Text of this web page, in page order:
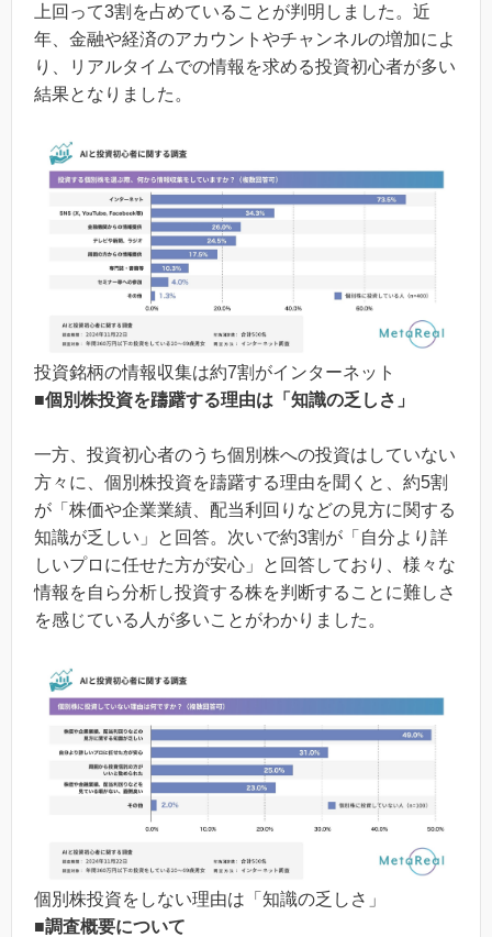
上回って3割を占めていることが判明しました。近
年、金融や経済のアカウントやチャンネルの増加によ
り、リアルタイムでの情報を求める投資初心者が多い
結果となりました。
投資銘柄の情報収集は約7割がインターネット
■個別株投資を躊躇する理由は「知識の乏しさ」
一方、投資初心者のうち個別株への投資はしていない
方々に、個別株投資を躊躇する理由を聞くと、約5割
が「株価や企業業績、配当利回りなどの見方に関する
知識が乏しい」と回答。次いで約3割が「自分より詳
しいプロに任せた方が安心」と回答しており、様々な
情報を自ら分析し投資する株を判断することに難しさ
を感じている人が多いことがわかりました。
個別株投資をしない理由は「知識の乏しさ」
■調査概要について